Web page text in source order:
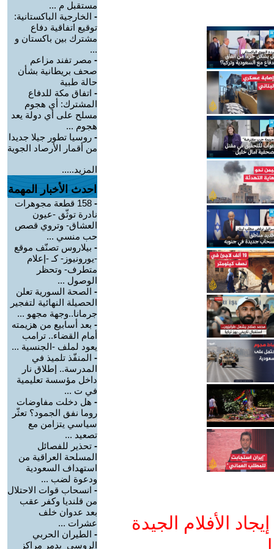
الأفلام الجيدة
مستقبل م ...
- الخارجية الباكستانية:
توقيع اتفاقية دفاع
مشترك بين باكستان و
...
- مصر تفند مزاعم
صحف بريطانية بشأن
حالة طبية
- ‏اتفاق مكة للدفاع
المشترك: أي هجوم
مسلح على أي دولة يعد
هجوم ...
- روسيا تطور جيلا جديدا
من أقمار الأرصاد الجوية
المزيد.....
احدث الأخبار المهمة
-
158 قطعة مجوهرات
نادرة توثّق -عيون
العشاق- وتروي قصص
حب منسي ...
- بيلاروس تصنّف موقع
-يورونيوز- كـ -إعلام
متطرف- وتحظر
الوصول ...
- الصحة السورية تعلن
الحصيلة النهائية لتفجير
جرمانا..وجهة مجهو ...
- بعد أسابيع من هزيمته
أمام القضاء.. ترامب
يعود لملف -الجنسية ...
- المنفّذ تلميذ في
المدرسة.. إطلاق نار
داخل مؤسسة تعليمية
في ت ...
- هل دخلت مفاوضات
روما نفق الجمود؟ تعثّر
سياسي يتزامن مع
تصعيد ...
- تحذير للفصائل
المسلحة العراقية من
استهداف السعودية
ودعوة لضب ...
- انسحاب قوات الاحتلال
من قلنديا وكفر عقب
بعد عدوان خلف
عشرات ...
- الطيران الحربي
الروسي يدمر مراكز